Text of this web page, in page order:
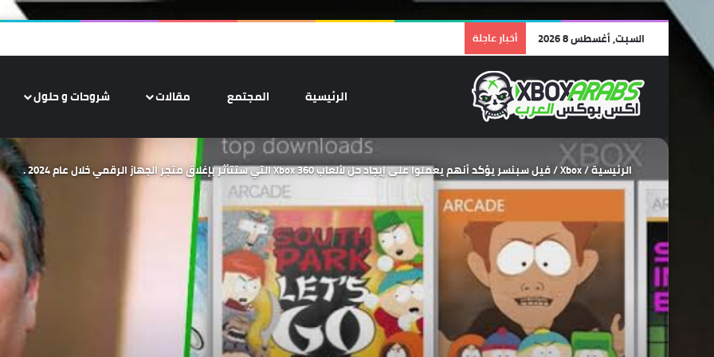
السبت, أغسطس 8 2026 أخبار عاجلة
الرئيسية المجتمع مقالات شروحات و حلول
الرئيسية/
Xbox
/فيل سبنسر يؤكد أنهم يعملوا على إيجاد حل لألعاب Xbox 360 التي ستتأثر بإغلاق متجر الجهاز الرقمي خلال عام 2024 .